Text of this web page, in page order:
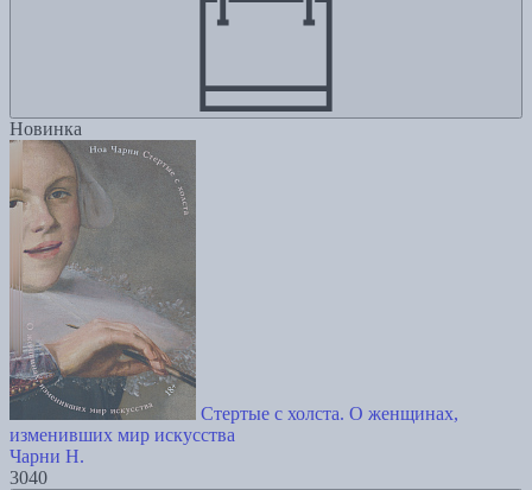
Новинка
Стертые с холста. О женщинах,
изменивших мир искусства
Чарни Н.
3040